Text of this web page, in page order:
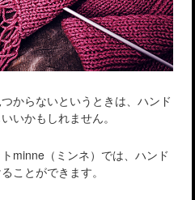
からないというときは、ハンド
いかもしれません。
minne（ミンネ）では、ハンド
ことができます。